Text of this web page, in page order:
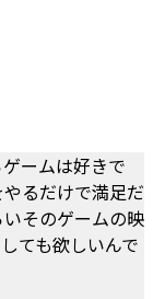
ームは好きで
るだけで満足だ
そのゲームの映
ても欲しいんで